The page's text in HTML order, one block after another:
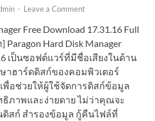
- Leave a Comment
Free Download 17.31.16 Full
Paragon Hard Disk Manager
เป็นซอฟต์แวร์ที่มีชื่อเสียงในด้าน
าฮาร์ดดิสก์ของคอมพิวเตอร์
อช่วยให้ผู้ใช้จัดการดิสก์ข้อมูล
ภาพและง่ายดาย ไม่ว่าคุณจะ
สก์ สำรองข้อมูล กู้คืนไฟล์ที่